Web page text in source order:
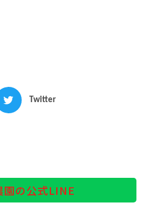
Twitter
園の公式LINE